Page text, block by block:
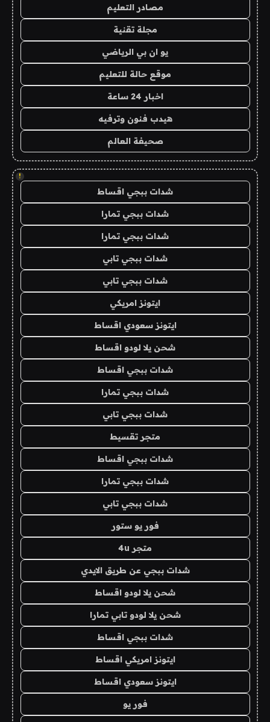
مصادر التعليم
مجلة تقنية
يو ان بي الرياضي
موقع حالة للتعليم
اخبار 24 ساعة
هيدب فنون وترفيه
صحيفة العالم
!
شدات ببجي اقساط
شدات ببجي تمارا
شدات ببجي تمارا
شدات ببجي تابي
شدات ببجي تابي
ايتونز امريكي
ايتونز سعودي اقساط
شحن يلا لودو اقساط
شدات ببجي اقساط
شدات ببجي تمارا
شدات ببجي تابي
متجر تقسيط
شدات ببجي اقساط
شدات ببجي تمارا
شدات ببجي تابي
فور يو ستور
متجر 4u
شدات ببجي عن طريق الايدي
شحن يلا لودو اقساط
شحن يلا لودو تابي تمارا
شدات ببجي اقساط
ايتونز امريكي اقساط
ايتونز سعودي اقساط
فور يو